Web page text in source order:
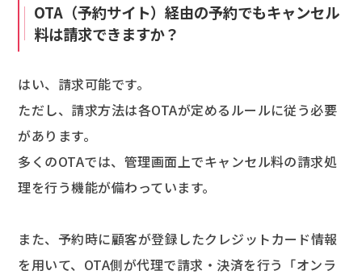
OTA（予約サイト）経由の予約でもキャンセル
料は請求できますか？
はい、請求可能です。
ただし、請求方法は各OTAが定めるルールに従う必要
があります。
多くのOTAでは、管理画面上でキャンセル料の請求処
理を行う機能が備わっています。
また、予約時に顧客が登録したクレジットカード情報
を用いて、OTA側が代理で請求・決済を行う「オンラ